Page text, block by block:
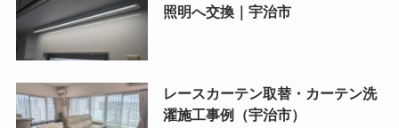
照明へ交換｜宇治市
レースカーテン取替・カーテン洗
濯施工事例（宇治市）